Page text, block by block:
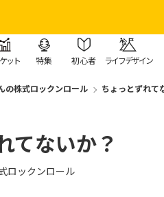
ット 特集 初心者 ライフデザイン
の株式ロックンロール ちょっとずれて
てないか？
ロックンロール